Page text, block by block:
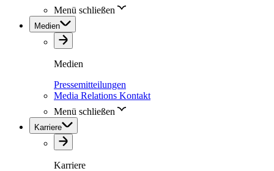
Menü schließen
Medien
Medien
Pressemitteilungen
Media Relations Kontakt
Menü schließen
Karriere
Karriere